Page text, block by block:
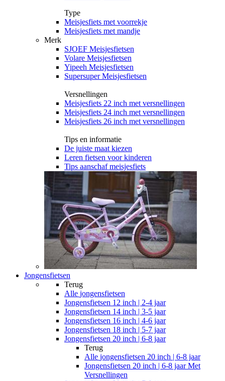
Type
Meisjesfiets met voorrekje
Meisjesfiets met mandje
Merk
SJOEF Meisjesfietsen
Volare Meisjesfietsen
Yipeeh Meisjesfietsen
Supersuper Meisjesfietsen
Versnellingen
Meisjesfiets 22 inch met versnellingen
Meisjesfiets 24 inch met versnellingen
Meisjesfiets 26 inch met versnellingen
Tips en informatie
De juiste maat kiezen
Leren fietsen voor kinderen
Tips aanschaf meisjesfiets
Jongensfietsen
Terug
Alle jongensfietsen
Jongensfietsen 12 inch | 2-4 jaar
Jongensfietsen 14 inch | 3-5 jaar
Jongensfietsen 16 inch | 4-6 jaar
Jongensfietsen 18 inch | 5-7 jaar
Jongensfietsen 20 inch | 6-8 jaar
Terug
Alle jongensfietsen 20 inch | 6-8 jaar
Jongensfietsen 20 inch | 6-8 jaar Met
Versnellingen